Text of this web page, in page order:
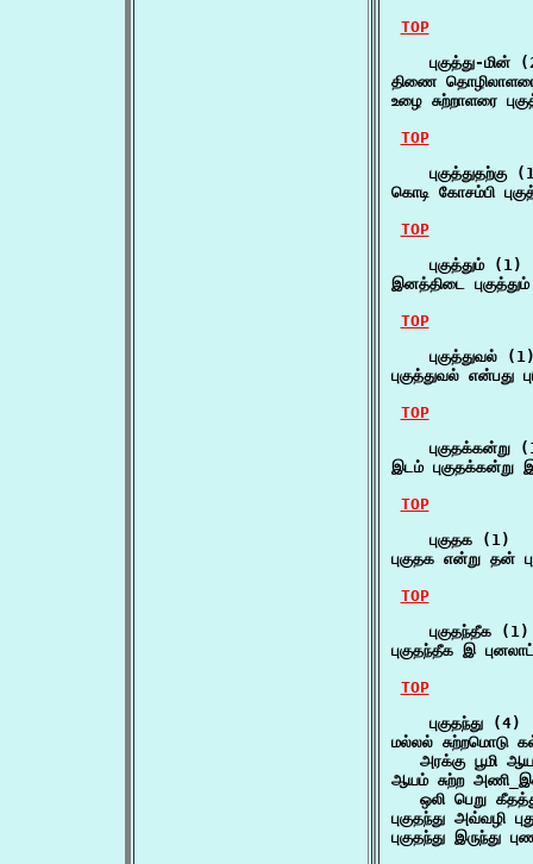
TOP
புகுத்து-மின்
திணை
உழை சுற்றாளரை
TOP
புகுத்துதற்கு
கொடி கோசம்பி
TOP
    புகுத்தும் (1)
இனத்திடை
TOP
புகுத்துவல்
புகுத்துவல்
TOP
புகுதக்கன்று
இடம்
TOP
    புகுதக (1)
புகுதக என்று தன்
TOP
    புகுதந்தீக (1)
புகுதந்தீக இ
TOP
    புகுதந்து (4)
மல்லல் சுற்றமொடு
அரக்கு பூமி
ஆயம் சுற்ற
ஒலி பெறு
புகுதந்து அவ்வழி
புகுதந்து